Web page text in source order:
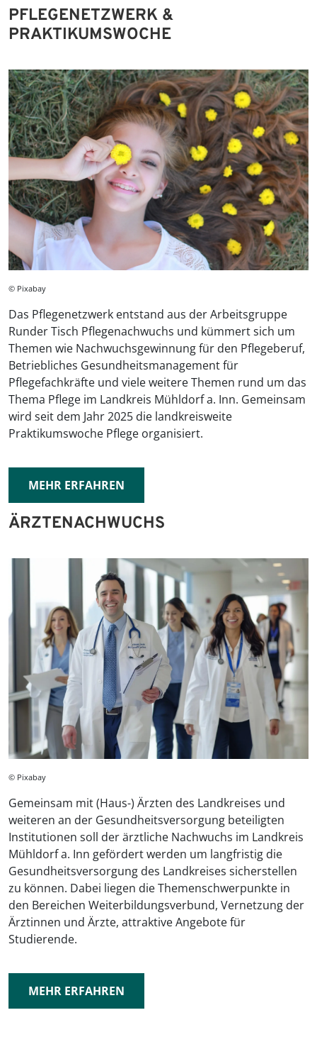
PFLEGENETZWERK &
PRAKTIKUMSWOCHE
© Pixabay
Das Pflegenetzwerk entstand aus der Arbeitsgruppe
Runder Tisch Pflegenachwuchs und kümmert sich um
Themen wie Nachwuchsgewinnung für den Pflegeberuf,
Betriebliches Gesundheitsmanagement für
Pflegefachkräfte und viele weitere Themen rund um das
Thema Pflege im Landkreis Mühldorf a. Inn. Gemeinsam
wird seit dem Jahr 2025 die landkreisweite
Praktikumswoche Pflege organisiert.
MEHR ERFAHREN
ÄRZTENACHWUCHS
© Pixabay
Gemeinsam mit (Haus-) Ärzten des Landkreises und
weiteren an der Gesundheitsversorgung beteiligten
Institutionen soll der ärztliche Nachwuchs im Landkreis
Mühldorf a. Inn gefördert werden um langfristig die
Gesundheitsversorgung des Landkreises sicherstellen
zu können. Dabei liegen die Themenschwerpunkte in
den Bereichen Weiterbildungsverbund, Vernetzung der
Ärztinnen und Ärzte, attraktive Angebote für
Studierende.
MEHR ERFAHREN